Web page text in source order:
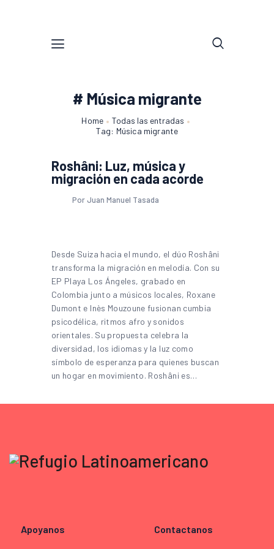
# Música migrante
Home
Todas las entradas
Tag: Música migrante
Roshâni: Luz, música y
migración en cada acorde
Por Juan Manuel Tasada
Desde Suiza hacia el mundo, el dúo Roshâni
transforma la migración en melodía. Con su
EP Playa Los Ángeles, grabado en
Colombia junto a músicos locales, Roxane
Dumont e Inès Mouzoune fusionan cumbia
psicodélica, ritmos afro y sonidos
orientales. Su propuesta celebra la
diversidad, los idiomas y la luz como
símbolo de esperanza para quienes buscan
un hogar en movimiento. Roshâni es…
Apoyanos Contactanos